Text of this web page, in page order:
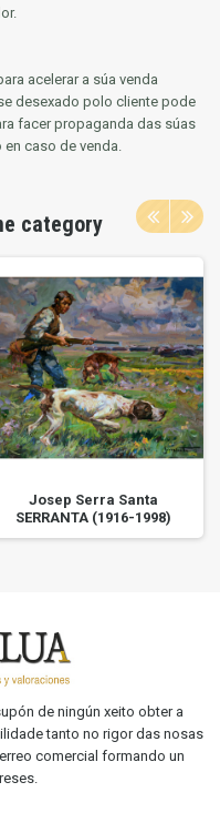
acelerar a súa venda
desexado polo cliente pode
facer propaganda das súas
caso de venda.
category
Josep Serra Santa
SERRANTA (1916-1998)
de ningún xeito obter a
tanto no rigor das nosas
comercial formando un